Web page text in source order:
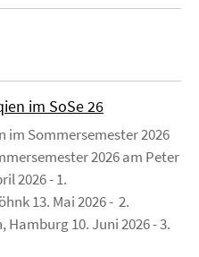
im SoSe 26
im Sommersemester 2026
2026 am Peter
2026 - 1.
13. Mai 2026 - 2.
10. Juni 2026 - 3.